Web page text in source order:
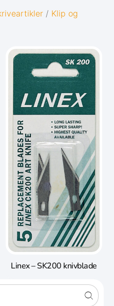
bedst mulige start i
design
farver med
twin-wire
Origins
/ Klip og
Linex – SK200 knivblade